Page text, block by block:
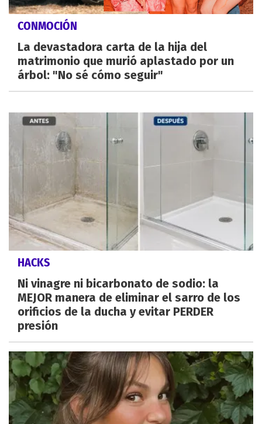
CONMOCIÓN
La devastadora carta de la hija del
matrimonio que murió aplastado por un
árbol: "No sé cómo seguir"
HACKS
Ni vinagre ni bicarbonato de sodio: la
MEJOR manera de eliminar el sarro de los
orificios de la ducha y evitar PERDER
presión